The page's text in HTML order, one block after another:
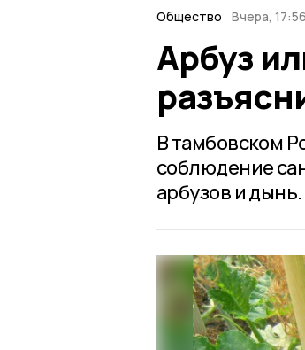
Общество Вчера, 17:56
Арбуз
В тамбовском
соблюдение
арбузов и дынь.